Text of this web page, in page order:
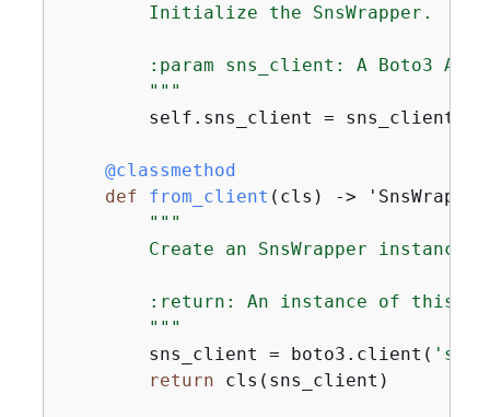
        Initialize the SnsWrapper.
:param sns_client: A Boto3
        """
        self.sns_client = sns_client
    @classmethod
def
from_client ( cls ) ->
"""
Create an SnsWrapper instance
:return: An instance of this
        """
        sns_client = boto3.client(
'sns'
return cls(sns_client)